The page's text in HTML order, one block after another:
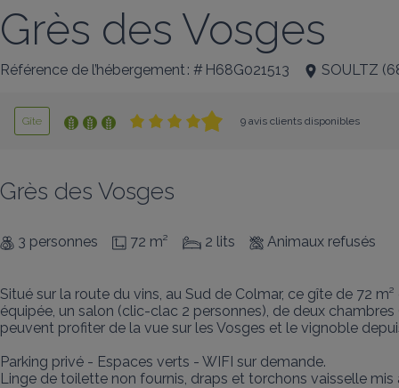
Grès des Vosges
Référence de l’hébergement : # H68G021513 SOULTZ (
Gîte 9 avis clients disponibles
Grès des Vosges
3 personnes 72 m² 2 lits Animaux refusés
Situé sur la route du vins, au Sud de Colmar, ce gîte de 72
équipée, un salon (clic-clac 2 personnes), de deux
peuvent profiter de la vue sur les Vosges et le vignoble
Parking privé - Espaces verts - WIFI sur demande.
Linge de toilette non fournis, draps et torchons vaisselle mis